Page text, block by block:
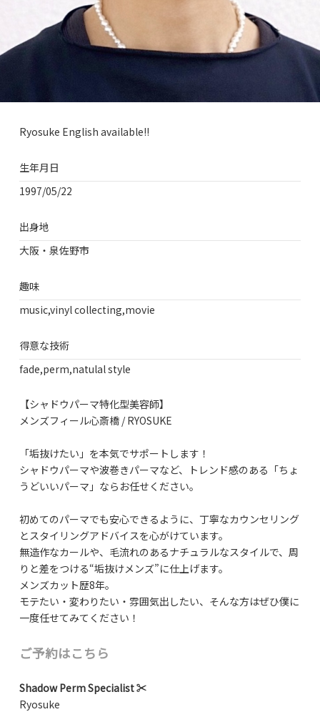
Ryosuke English available!!
生年月日
1997/05/22
出身地
大阪・泉佐野市
趣味
music,vinyl collecting,movie
得意な技術
fade,perm,natulal style
【シャドウパーマ特化型美容師】
メンズフィール心斎橋 / RYOSUKE
「垢抜けたい」を本気でサポートします！
シャドウパーマや波巻きパーマなど、トレンド感のある「ちょ
うどいいパーマ」ならお任せください。
初めてのパーマでも安心できるように、丁寧なカウンセリング
とスタイリングアドバイスを心がけています。
無造作なカールや、毛流れのあるナチュラルなスタイルで、周
りと差をつける“垢抜けメンズ”に仕上げます。
メンズカット歴8年。
モテたい・変わりたい・雰囲気出したい、そんな方はぜひ僕に
一度任せてみてください！
ご予約はこちら
Shadow Perm Specialist ✂️
Ryosuke